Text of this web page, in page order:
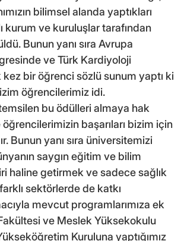
bilimsel alanda yaptıkları
kurum ve kuruluşlar tarafından
Bunun yanı sıra Avrupa
ve Türk Kardiyoloji
bir öğrenci sözlü sunum yaptı ki
öğrencilerimiz idi.
bu ödülleri almaya hak
öğrencilerimizin başarıları bizim için
Bunun yanı sıra üniversitemizi
saygın eğitim ve bilim
haline getirmek ve sadece sağlık
sektörlerde de katkı
mevcut programlarımıza ek
ve Meslek Yüksekokulu
Kuruluna yaptığımız